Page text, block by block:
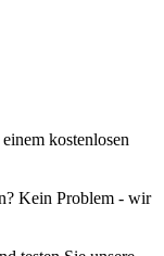
kostenlosen
Kein Problem - wir